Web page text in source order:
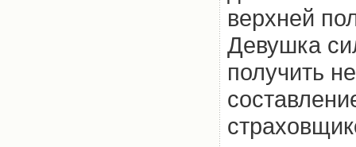
верхней
Девушка
получить